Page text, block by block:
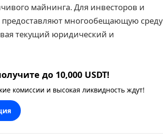
майнинга. Для инвесторов и
многообещающую среду
текущий юридический и
до 10,000 USDT!
комиссии и высокая ликвидность ждут!